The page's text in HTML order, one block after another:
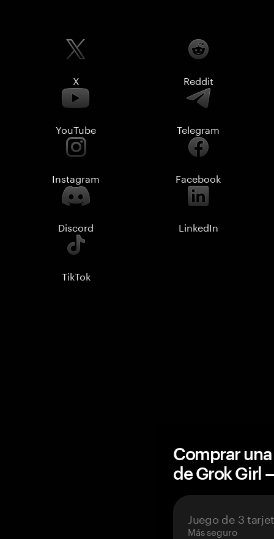
X Reddit
YouTube Telegram
Instagram Facebook
Discord LinkedIn
TikTok
Comprar
de Grok Girl
Juego de 3
Más seguro